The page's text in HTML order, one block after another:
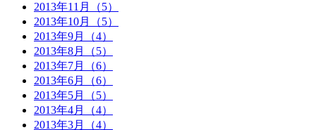
2013年11月（5）
2013年10月（5）
2013年9月（4）
2013年8月（5）
2013年7月（6）
2013年6月（6）
2013年5月（5）
2013年4月（4）
2013年3月（4）